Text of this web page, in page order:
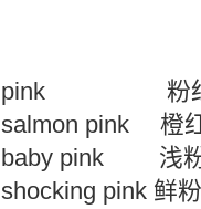
pink 粉红
salmon pink 橙
baby pink 浅
shocking pink 鲜